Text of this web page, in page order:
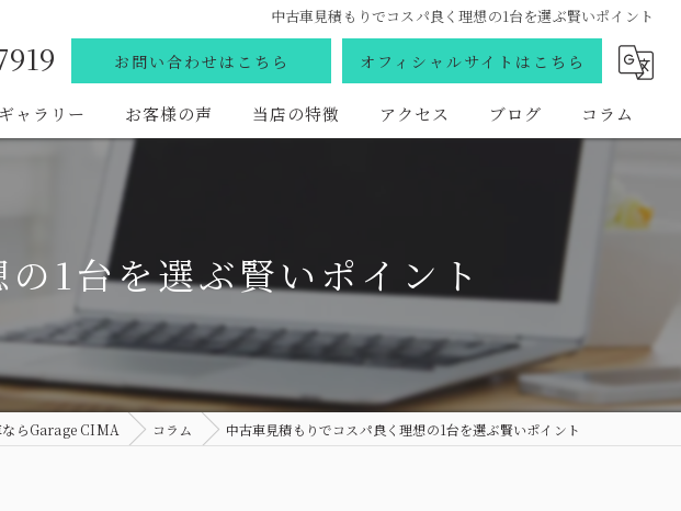
中古車見積もりでコスパ良く理想の1台を選ぶ賢いポイント
お問い合わせはこちら オフィシャルサイトはこちら
ギャラリー お客様の声 当店の特徴
車検
国産車
外車
アクセス ブログ コラム
1台を選ぶ賢いポイント
ならGarage CIMA コラム 中古車見積もりでコスパ良く理想の1台を選ぶ賢いポイント